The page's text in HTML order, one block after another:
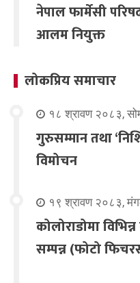
नेपाल फार्मेसी
आलम नियुक्त
लोकप्रिय समाचार
१८ श्रावण २०८३,
गुरुसम्मान तथा
विमोचन
१९ श्रावण २०८३,
कोलोराडोमा
सम्पन्न (फोटो